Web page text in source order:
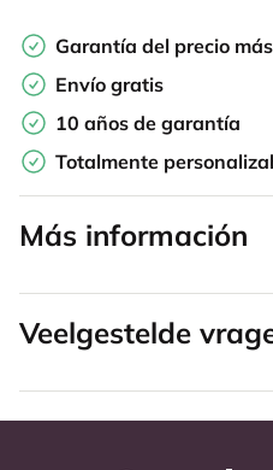
Garantía del precio
Envío gratis
10 años de garantía
Totalmente
Más información
Veelgestelde